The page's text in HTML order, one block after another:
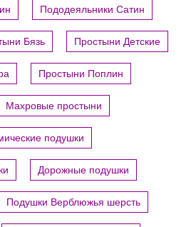
Пододеяльники Сатин
Бязь Простыни Детские
Простыни Поплин
Махровые простыни
подушки
Дорожные подушки
Подушки Верблюжья шерсть